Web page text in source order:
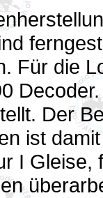
Für die
Der
ist
I